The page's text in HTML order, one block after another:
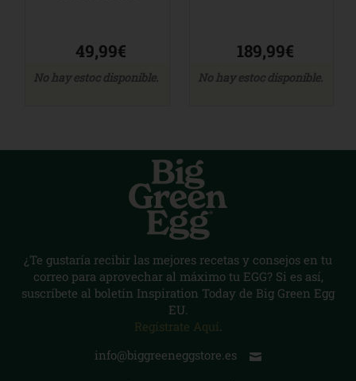
49,99€
No hay estoc disponible.
189,99€
No hay estoc disponible.
¿Te gustaría recibir las mejores recetas y consejos en tu
correo para aprovechar al máximo tu EGG? Si es así,
suscríbete al boletín Inspiration Today de Big Green Egg
EU.
Regístrate Aquí.
info@biggreeneggstore.es